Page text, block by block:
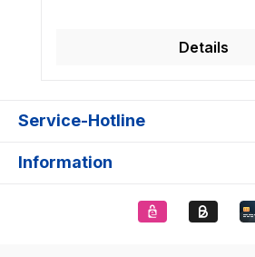
Details
Service-Hotline
Information